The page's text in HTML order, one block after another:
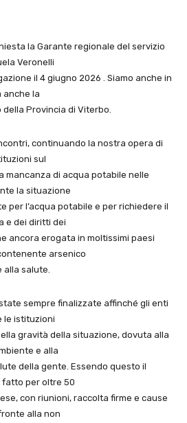
la Garante regionale del servizio
Veronelli
il 4 giugno 2026 . Siamo anche in
anche la
Provincia di Viterbo.
continuando la nostra opera di
sul
mancanza di acqua potabile nelle
la situazione
per l’acqua potabile e per richiedere il
e dei diritti dei
ancora erogata in moltissimi paesi
arsenico
salute.
sempre finalizzate affinché gli enti
le istituzioni
gravità della situazione, dovuta alla
e alla
della gente. Essendo questo il
fatto per oltre 50
con riunioni, raccolta firme e cause
alla non